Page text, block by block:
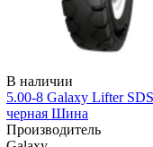
В наличии
5.00-8 Galaxy Lifter
черная Шина
Производитель